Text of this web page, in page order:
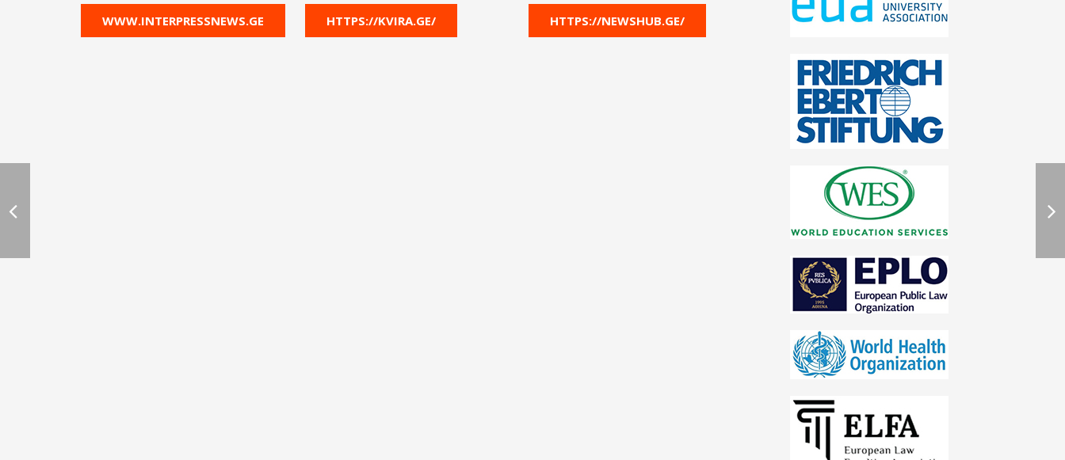
WWW.INTERPRESSNEWS.GE HTTPS://KVIRA.GE/ HTTPS://NEWSHUB.GE/